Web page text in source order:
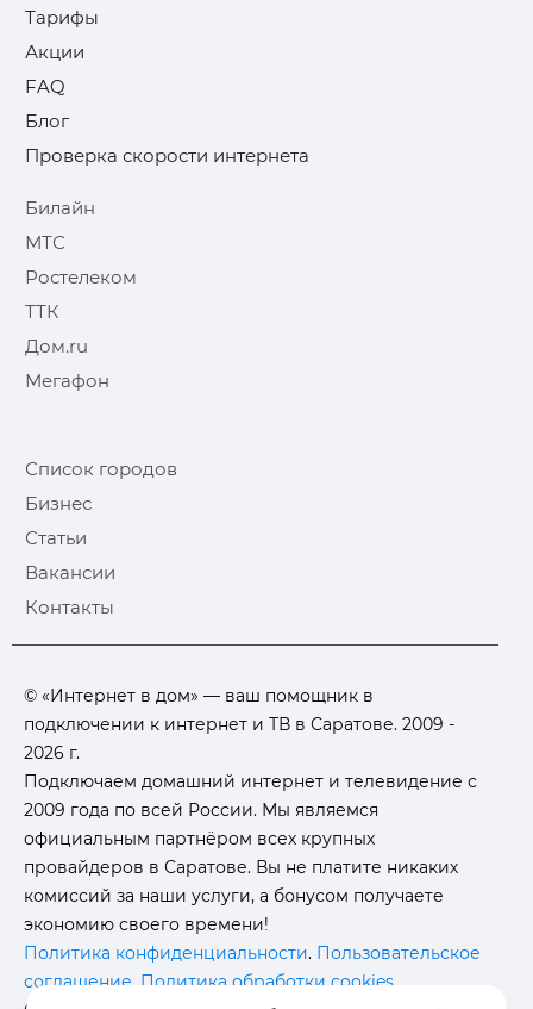
Тарифы
Акции
FAQ
Блог
Проверка скорости интернета
Билайн
МТС
Ростелеком
ТТК
Дом.ru
Мегафон
Список городов
Бизнес
Статьи
Вакансии
Контакты
© «Интернет в дом» — ваш помощник в
подключении к интернет и ТВ в Саратове. 2009 -
2026 г.
Подключаем домашний интернет и телевидение с
2009 года по всей России. Мы являемся
официальным партнёром всех крупных
провайдеров в Саратове. Вы не платите никаких
комиссий за наши услуги, а бонусом получаете
экономию своего времени!
Политика конфиденциальности. Пользовательское
соглашение Политика обработки cookies